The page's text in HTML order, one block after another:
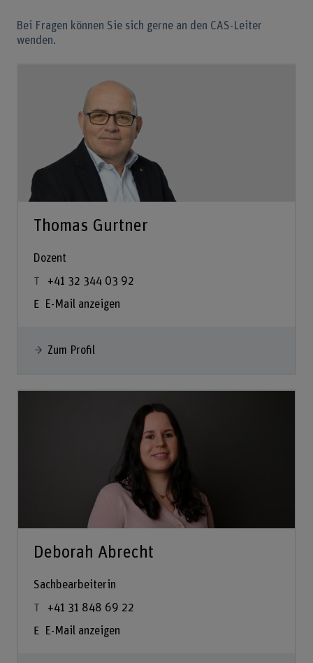
Bei Fragen können Sie sich gerne an den CAS-Leiter
wenden.
Thomas Gurtner
Dozent
+41 32 344 03 92
E-Mail anzeigen
Zum Profil
Deborah Abrecht
Sachbearbeiterin
+41 31 848 69 22
E-Mail anzeigen